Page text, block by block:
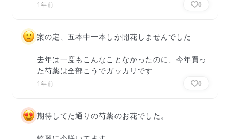
1年前 0
案の定、五本中一本しか開花しませんでした
去年は一度もこんなことなかったのに、今年買っ
た芍薬は全部こうでガッカリです
1年前 0
期待してた通りの芍薬のお花でした。